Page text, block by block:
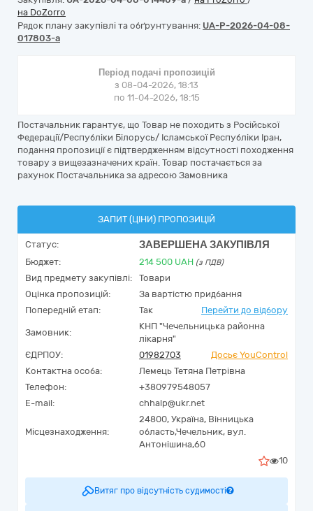
на DoZorro
Рядок плану закупівлі та обґрунтування: UA-P-2026-04-08-
017803-a
Період подачі пропозицій
з 08-04-2026, 18:13
по 11-04-2026, 18:15
Постачальник гарантує, що Товар не походить з Російської
Федерації/Республіки Білорусь/ Ісламської Республіки Іран,
подання пропозиції є підтвердженням відсутності походження
товару з вищезазначених країн. Товар постачається за
рахунок Постачальника за адресою Замовника
ЗАПИТ (ЦІНИ) ПРОПОЗИЦІЙ
Статус: ЗАВЕРШЕНА ЗАКУПІВЛЯ
Бюджет: 214 500 UAH (з ПДВ)
Вид предмету закупівлі:
Товари
Оцінка пропозицій:
За вартістю придбання
Попередній етап:
Так Перейти до відбору
Замовник:
КНП "Чечельницька районна
лікарня"
ЄДРПОУ:
01982703
Досьє YouControl
Контактна особа:
Лемець Тетяна Петрівна
Телефон:
+380979548057
E-mail:
chhalp@ukr.net
Місцезнаходження:
24800, Україна, Вінницька
область,Чечельник, вул.
Антонішина,60
10
Витяг про відсутність судимості